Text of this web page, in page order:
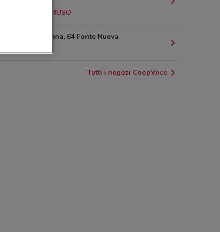
CHIUSO
via Nomentana, 64 Fonte Nuova
Tutti i negozi CoopVoce